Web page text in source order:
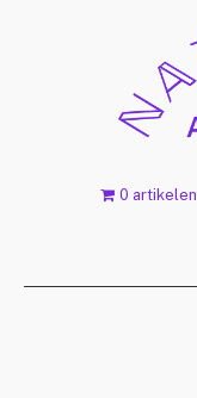
0 artikelen